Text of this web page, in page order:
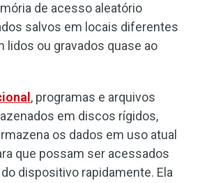
de acesso aleatório
salvos em locais diferentes
lidos ou gravados quase ao
, programas e arquivos
em discos rígidos,
os dados em uso atual
que possam ser acessados
dispositivo rapidamente. Ela